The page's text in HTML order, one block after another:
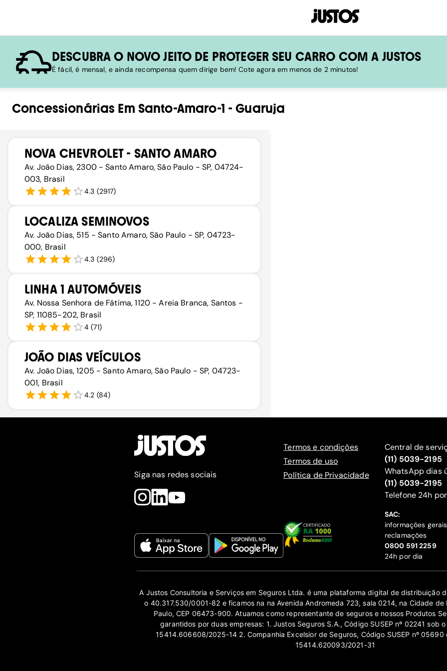
DESCUBRA O NOVO JEITO DE PROTEGER SEU CARRO COM A JUSTOS
É fácil, é mensal, e ainda recompensa quem dirige bem! Cote agora em menos de 2 minutos!
Concessionárias Em Santo-Amaro-1 -Guaruja
NOVA CHEVROLET - SANTO AMARO
Av. João Dias, 2300 - Santo Amaro, São Paulo - SP, 04724-
003, Brasil
4.3 (2917)
LOCALIZA SEMINOVOS
Av. João Dias, 515 - Santo Amaro, São Paulo - SP, 04723-
000, Brasil
4.3 (296)
LINHA 1 AUTOMÓVEIS
Av. Nossa Senhora de Fátima, 1120 - Areia Branca, Santos -
SP, 11085-202, Brasil
4 (71)
JOÃO DIAS VEÍCULOS
Av. João Dias, 1205 - Santo Amaro, São Paulo - SP, 04723-
001, Brasil
4.2 (84)
Siga nas redes sociais
Termos e condições
Termos de uso
Política de Privacidade
Central de
(11) 5039-2195
WhatsApp dias
(11) 5039-2195
‍Telefone 24h
SAC:
informações
reclamações
‍0800 591 2259
24h por dia
A Justos Consultoria e Serviços em Seguros Ltda. é uma plataforma digital de distribuição
o 40.317.530/0001-82 e ficamos na na Avenida Andromeda 723, sala 0214, na Cidade de
Paulo, CEP 06473-900. Atuamos como representante de seguros e nossos Produtos
garantidos por duas empresas: 1. Justos Seguros S.A., Código SUSEP nº 02241 sob
15414.606608/2025-14 2. Companhia Excelsior de Seguros, Código SUSEP nº 05690
15414.620093/2021-31